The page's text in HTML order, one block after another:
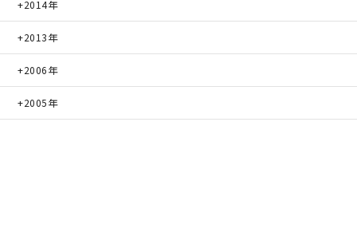
ラインナップ
最響の家
2014年
2013年
2006年
2005年